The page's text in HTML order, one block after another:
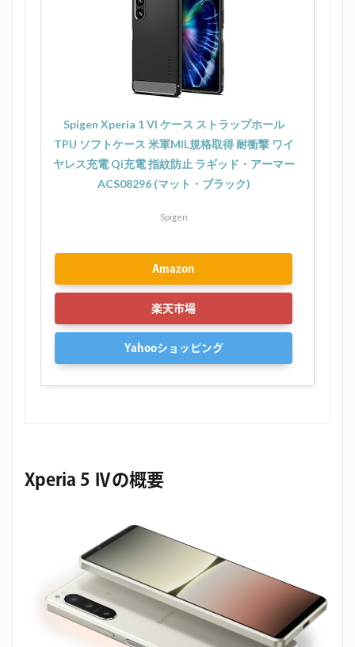
Spigen Xperia 1 VI ケース ストラップホール
TPU ソフトケース 米軍MIL規格取得 耐衝撃 ワイ
ヤレス充電 Qi充電 指紋防止 ラギッド・アーマー
ACS08296 (マット・ブラック)
Spigen
Amazon
楽天市場
Yahooショッピング
Xperia 5 Ⅳの概要